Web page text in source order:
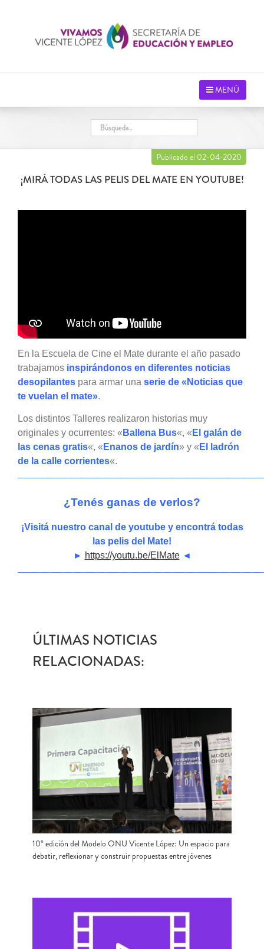
MENÚ
Publicado el 02-04-2020
¡MIRÁ TODAS LAS PELIS DEL MATE EN YOUTUBE!
En la Escuela de Cine el Mate durante el año pasado
trabajamos inspirándonos en diferentes noticias
desopilantes para armar una serie de «Noticias que
te vuelan el mate».
Los distintos Talleres realizaron historias muy
originales y ocurrentes: « Ballena Bus«, « El galán de
las cenas gratis«, « Enanos de jardín» y « El ladrón
de la calle corrientes«.
¿Tenés ganas de verlos?
¡Visitá nuestro canal de youtube y encontrá todas
las pelis del Mate!
► https://youtu.be/ElMate ◄
ÚLTIMAS NOTICIAS
RELACIONADAS:
10° edición del Modelo ONU Vicente López: Un espacio para
debatir, reflexionar y construir propuestas entre jóvenes